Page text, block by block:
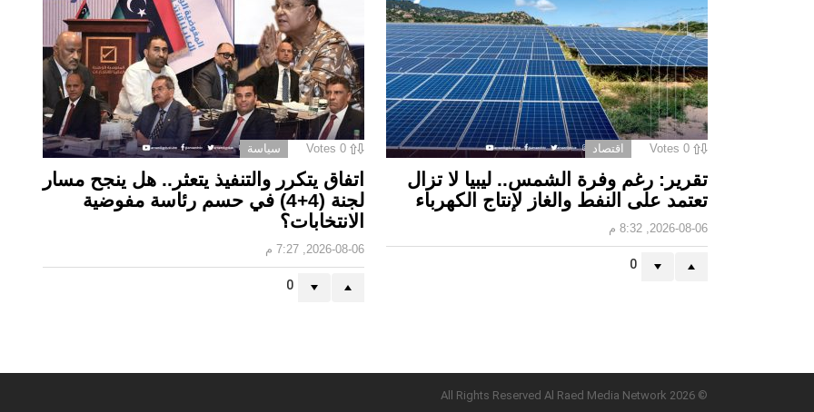
0
Votes اقتصاد
تقرير: رغم وفرة الشمس.. ليبيا لا تزال
تعتمد على النفط والغاز لإنتاج الكهرباء
2026-08-06, 8:32 م
0
0
Votes سياسة
اتفاق يتكرر والتنفيذ يتعثر.. هل ينجح مسار
لجنة (4+4) في حسم رئاسة مفوضية
الانتخابات؟
2026-08-06, 7:27 م
0
© 2026 All Rights Reserved Al Raed Media Network